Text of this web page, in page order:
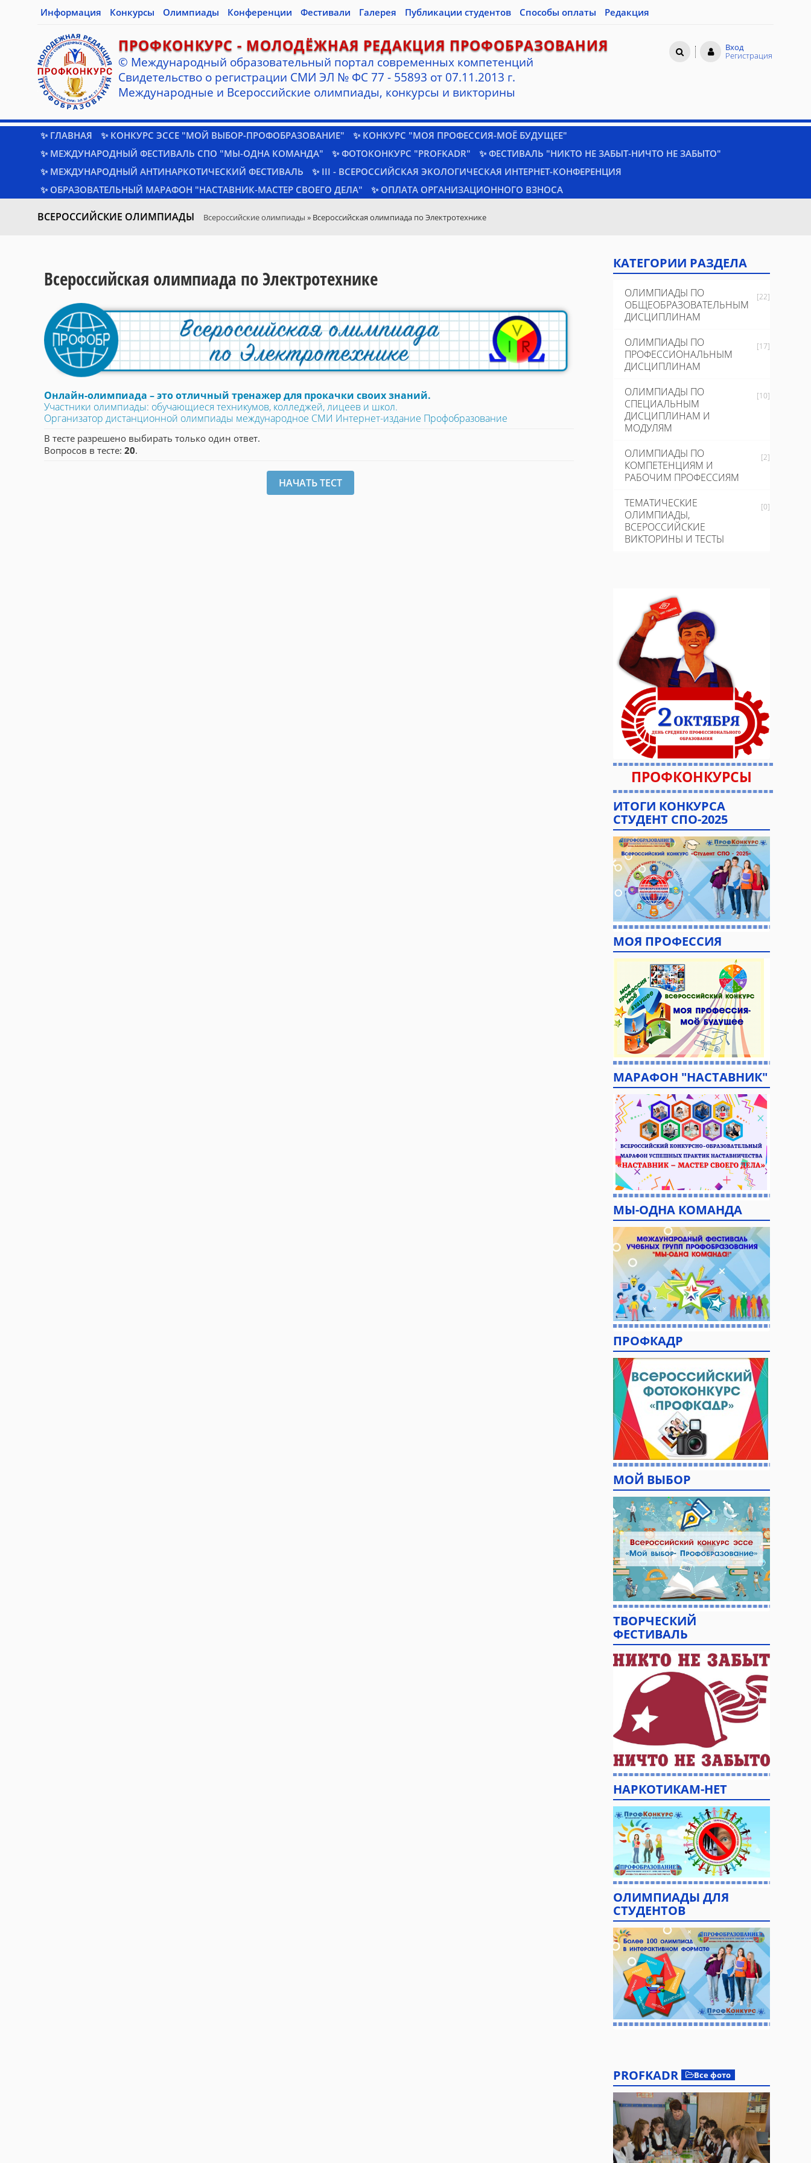
Информация Конкурсы Олимпиады Конференции Фестивали Галерея Публикации студентов Способы оплаты Редакция
ПРОФКОНКУРС - МОЛОДЁЖНАЯ РЕДАКЦИЯ ПРОФОБРАЗОВАНИЯ
© Международный образовательный портал современных компетенций
Cвидетельство о регистрации СМИ ЭЛ № ФС 77 - 55893 от 07.11.2013 г.
Международные и Всероссийские олимпиады, конкурсы и викторины
Вход
Регистрация
✨ ГЛАВНАЯ ✨ КОНКУРС ЭССЕ "МОЙ ВЫБОР-ПРОФОБРАЗОВАНИЕ"
✨ КОНКУРС "МОЯ ПРОФЕССИЯ-МОЁ БУДУЩЕЕ"
✨ МЕЖДУНАРОДНЫЙ ФЕСТИВАЛЬ СПО "МЫ-ОДНА КОМАНДА"
✨ ФОТОКОНКУРС "PROFKADR"
✨ ФЕСТИВАЛЬ "НИКТО НЕ ЗАБЫТ-НИЧТО НЕ ЗАБЫТО"
✨ МЕЖДУНАРОДНЫЙ АНТИНАРКОТИЧЕСКИЙ ФЕСТИВАЛЬ
✨ III - ВСЕРОССИЙСКАЯ ЭКОЛОГИЧЕСКАЯ ИНТЕРНЕТ-КОНФЕРЕНЦИЯ
✨ ОБРАЗОВАТЕЛЬНЫЙ МАРАФОН "НАСТАВНИК-МАСТЕР СВОЕГО ДЕЛА"
✨ ОПЛАТА ОРГАНИЗАЦИОННОГО ВЗНОСА
ВСЕРОССИЙСКИЕ ОЛИМПИАДЫ Всероссийские олимпиады » Всероссийская олимпиада по Электротехнике
Всероссийская олимпиада по Электротехнике
Онлайн-олимпиада – это отличный тренажер для прокачки своих знаний.
Участники олимпиады: обучающиеся техникумов, колледжей, лицеев и школ.
Организатор дистанционной олимпиады международное СМИ Интернет-издание Профобразование
В тесте разрешено выбирать только один ответ.
Вопросов в тесте: 20.
КАТЕГОРИИ РАЗДЕЛА
ОЛИМПИАДЫ ПО
ОБЩЕОБРАЗОВАТЕЛЬНЫМ
ДИСЦИПЛИНАМ
[22]
ОЛИМПИАДЫ ПО
ПРОФЕССИОНАЛЬНЫМ
ДИСЦИПЛИНАМ
[17]
ОЛИМПИАДЫ ПО
СПЕЦИАЛЬНЫМ
ДИСЦИПЛИНАМ И
МОДУЛЯМ
[10]
ОЛИМПИАДЫ ПО
КОМПЕТЕНЦИЯМ И
РАБОЧИМ ПРОФЕССИЯМ
[2]
ТЕМАТИЧЕСКИЕ
ОЛИМПИАДЫ,
ВСЕРОССИЙСКИЕ
ВИКТОРИНЫ И ТЕСТЫ
[0]
ПРОФКОНКУРСЫ
ИТОГИ КОНКУРСА
СТУДЕНТ СПО-2025
МОЯ ПРОФЕССИЯ
МАРАФОН "НАСТАВНИК"
МЫ-ОДНА КОМАНДА
ПРОФКАДР
МОЙ ВЫБОР
ТВОРЧЕСКИЙ
ФЕСТИВАЛЬ
НАРКОТИКАМ-НЕТ
ОЛИМПИАДЫ ДЛЯ
СТУДЕНТОВ
PROFKADR Все фото